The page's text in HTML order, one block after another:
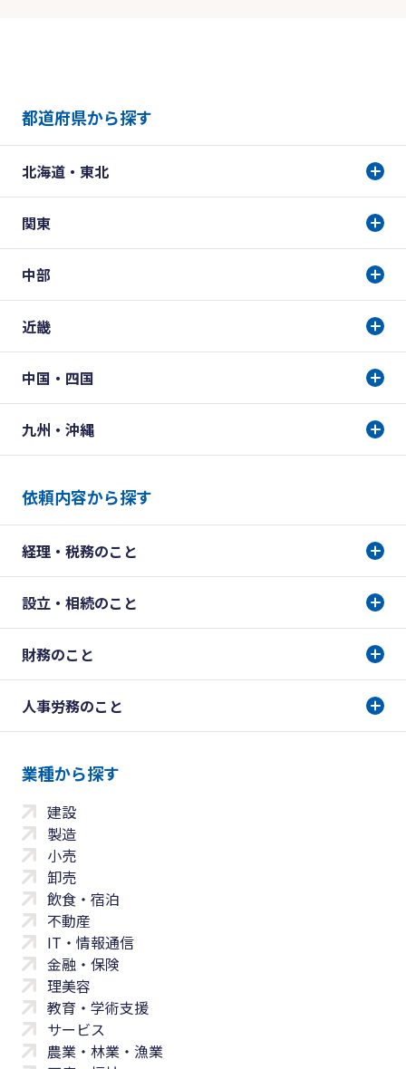
都道府県から探す
北海道・東北
関東
中部
近畿
中国・四国
九州・沖縄
依頼内容から探す
経理・税務のこと
設立・相続のこと
財務のこと
人事労務のこと
業種から探す
建設
製造
小売
卸売
飲食・宿泊
不動産
IT・情報通信
金融・保険
理美容
教育・学術支援
サービス
農業・林業・漁業